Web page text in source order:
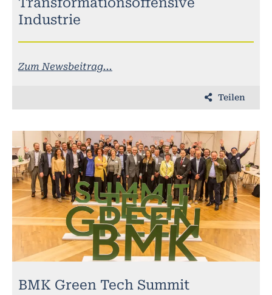
Industrie
Zum Newsbeitrag...
Teilen
BMK Green Tech Summit